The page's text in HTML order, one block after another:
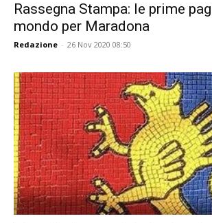
Rassegna Stampa: le prime
mondo per Maradona
Redazione - 26 Nov 2020 08:50